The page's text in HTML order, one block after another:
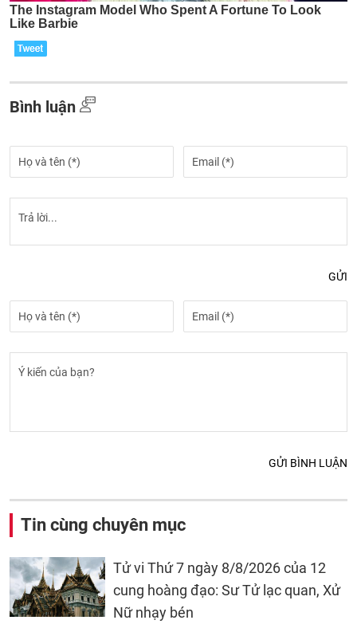
Bình luận
GỬI
GỬI BÌNH LUẬN
Tin cùng chuyên mục
Tử vi Thứ 7 ngày 8/8/2026 của 12
cung hoàng đạo: Sư Tử lạc quan, Xử
Nữ nhạy bén